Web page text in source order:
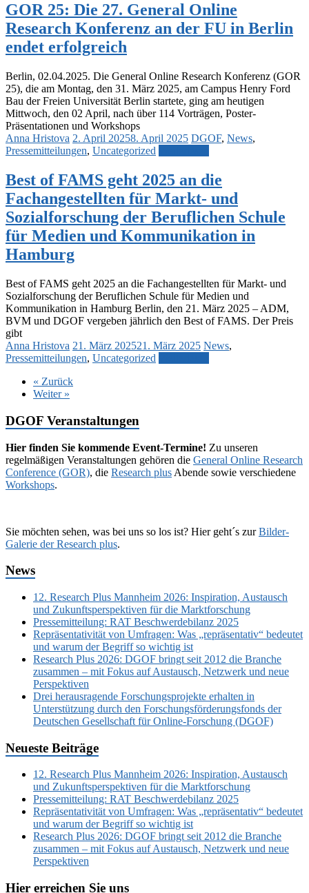
GOR 25: Die 27. General Online
Research Konferenz an der FU in Berlin
endet erfolgreich
Berlin, 02.04.2025. Die General Online Research Konferenz (GOR
25), die am Montag, den 31. März 2025, am Campus Henry Ford
Bau der Freien Universität Berlin startete, ging am heutigen
Mittwoch, den 02 April, nach über 114 Vorträgen, Poster-
Präsentationen und Workshops
Anna Hristova 2. April 20258. April 2025 DGOF, News,
Pressemitteilungen, Uncategorized
Best of FAMS geht 2025 an die
Fachangestellten für Markt- und
Sozialforschung der Beruflichen Schule
für Medien und Kommunikation in
Hamburg
Best of FAMS geht 2025 an die Fachangestellten für Markt- und
Sozialforschung der Beruflichen Schule für Medien und
Kommunikation in Hamburg Berlin, den 21. März 2025 – ADM,
BVM und DGOF vergeben jährlich den Best of FAMS. Der Preis
gibt
Anna Hristova 21. März 202521. März 2025 News,
Pressemitteilungen, Uncategorized
« Zurück
Weiter »
DGOF Veranstaltungen
Hier finden Sie kommende Event-Termine! Zu unseren
regelmäßigen Veranstaltungen gehören die General Online Research
Conference (GOR), die Research plus Abende sowie verschiedene
Workshops.
Sie möchten sehen, was bei uns so los ist? Hier geht´s zurBilder-
Galerie der Research plus.
News
12. Research Plus Mannheim 2026: Inspiration, Austausch
und Zukunftsperspektiven für die Marktforschung
Pressemitteilung: RAT Beschwerdebilanz 2025
Repräsentativität von Umfragen: Was „repräsentativ“ bedeutet
und warum der Begriff so wichtig ist
Research Plus 2026: DGOF bringt seit 2012 die Branche
zusammen – mit Fokus auf Austausch, Netzwerk und neue
Perspektiven
Drei herausragende Forschungsprojekte erhalten in
Unterstützung durch den Forschungsförderungsfonds der
Deutschen Gesellschaft für Online-Forschung (DGOF)
Neueste Beiträge
12. Research Plus Mannheim 2026: Inspiration, Austausch
und Zukunftsperspektiven für die Marktforschung
Pressemitteilung: RAT Beschwerdebilanz 2025
Repräsentativität von Umfragen: Was „repräsentativ“ bedeutet
und warum der Begriff so wichtig ist
Research Plus 2026: DGOF bringt seit 2012 die Branche
zusammen – mit Fokus auf Austausch, Netzwerk und neue
Perspektiven
Hier erreichen Sie uns